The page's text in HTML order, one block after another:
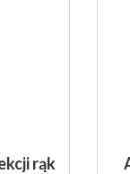
rąk